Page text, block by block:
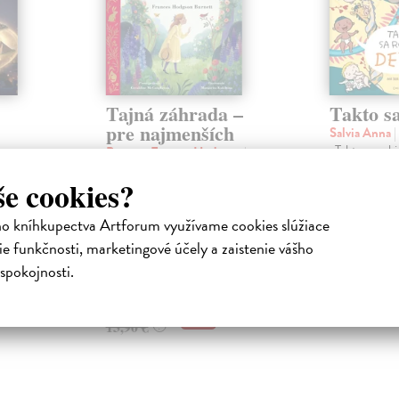
cookies?
kníhkupectva Artforum využívame cookies slúžiace
funkčnosti, marketingové účely a zaistenie vášho
na
na
Tajná záhrada –
pre najmenších
Burnett Frances Hodgson|
Magický príbeh o odhodlaní a
priateľstve, ktoré menia životy.
Klasické dielo anglickej a svetovej
...
Na sklade
13,90 € ?
Takto
Salvia Anna
„Takto sa
Na sklade